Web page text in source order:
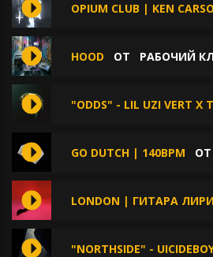
OPIUM CLUB | KEN
HOOD ОТ РАБОЧИЙ
"ODDS" - LIL UZI VERT X
GO DUTCH | 140BPM ОТ
LONDON | ГИТАРА
"NORTHSIDE" -